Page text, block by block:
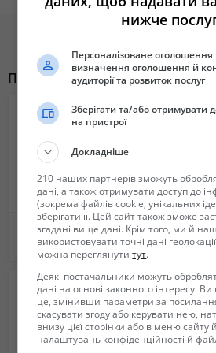
Акселерометр: Есть, Автоматический
Размер дисплея: 5.8”
Количество цветов дисплея: 16 млн.
МУЛЬТИМЕДИА -
Аналоговое ТВ: Нет
Основная камера: 13 МП
Фронтальная камера: 8 МП
Медиаплеер: Есть
FM-приемник: Есть
Диктофон: Есть
КОММУНИКАЦИИ -
Wi-Fi: Есть, Wi-Fi IEEE 802.11 b/g/a
Bluetooth: Есть, Bluetooth 4.0+ EDR
WAP: Есть
3G: Есть
EDGE: Есть
Похожие объявления
Именные чехлы
199 грн. 3
нижче
Персоналізоване оголошення
визначення оголошення й
аудиторії та розвиток послуг
Зберігати та/або отримувати
на пристрої
Докладніше
210 наших партнерів зможуть
дані, а також отримувати доступ до
(зокрема файлів cookie, унікальних
зберігати її. Цей сайт також зможе
згадані вище дані. Крім того, ми й
використовувати точні дані
можна переглянутитут.
Деякі постачальники можуть
дані на основі законного інтересу.
це, змінивши параметри за
скасувати згоду або керувати нею,
внизу цієї сторінки або в меню сайту
налаштувань конфіденційності й